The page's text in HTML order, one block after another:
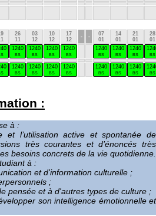
26
11
03
12
10
12
17
12
- -
07
01
14
01
21
01
28
01
1240
BS
1240
BS
1240
BS
1240
BS
1240
BS
1240
BS
1240
BS BS
1240
BS
1240
BS
1240
BS
1240
BS
1240
BS
1240
BS
1240
BS BS
:
à :
et l’utilisation active et spontanée de
très courantes et d’énoncés très
besoins concrets de la vie quotidienne.
à :
et d'information culturelle ;
;
pensée et à d'autres types de culture ;
son intelligence émotionnelle et